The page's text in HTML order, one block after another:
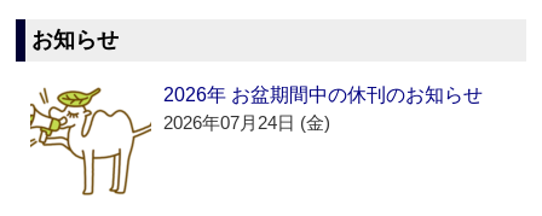
お知らせ
2026年 お盆期間中の休刊のお知らせ
2026年07月24日 (金)